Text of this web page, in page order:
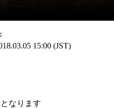
15:00 (JST)
なります